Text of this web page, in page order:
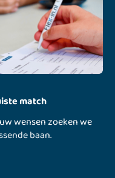
match
wensen zoeken we
baan.